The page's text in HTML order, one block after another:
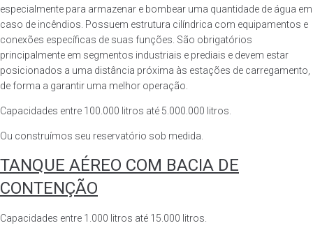
especialmente para armazenar e bombear uma quantidade de água em
caso de incêndios. Possuem estrutura cilíndrica com equipamentos e
conexões específicas de suas funções. São obrigatórios
principalmente em segmentos industriais e prediais e devem estar
posicionados a uma distância próxima às estações de carregamento,
de forma a garantir uma melhor operação.
Capacidades entre 100.000 litros até 5.000.000 litros.
Ou construímos seu reservatório sob medida.
TANQUE AÉREO COM BACIA DE
CONTENÇÃO
Capacidades entre 1.000 litros até 15.000 litros.